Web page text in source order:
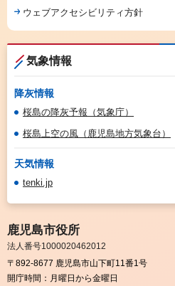
ウェブアクセシビリティ方針
気象情報
降灰情報
桜島の降灰予報（気象庁）
桜島上空の風（鹿児島地方気象台）
天気情報
tenki.jp
鹿児島市役所
法人番号1000020462012
〒892-8677 鹿児島市山下町11番1号
開庁時間： 月曜日から金曜日